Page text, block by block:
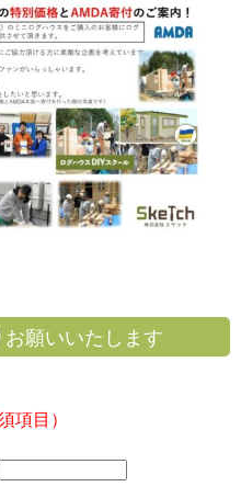
願いいたします
項目）